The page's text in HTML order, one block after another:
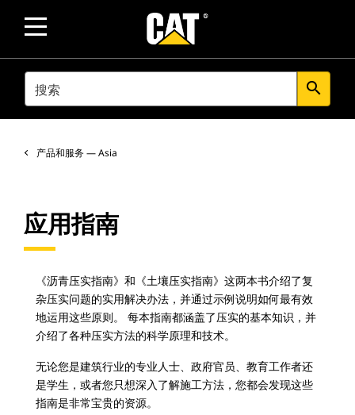
SEARCH search
产品和服务 — Asia
应用指南
《沥青压实指南》和《土壤压实指南》这两本书介绍了复
杂压实问题的实用解决办法，并通过示例说明如何最有效
地运用这些原则。 每本指南都涵盖了压实的基本知识，并
介绍了各种压实方法的科学原理和技术。
无论您是建筑行业的专业人士、政府官员、教育工作者还
是学生，或者您只想深入了解施工方法，您都会发现这些
指南是非常宝贵的资源。